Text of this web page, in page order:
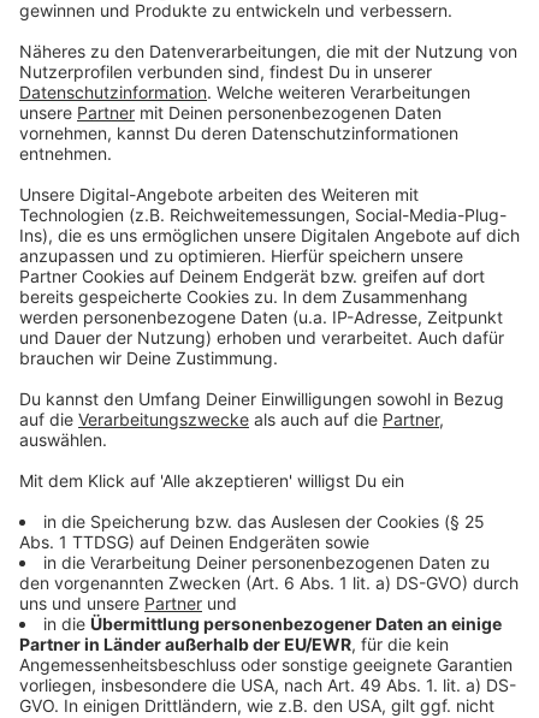
Neuland-Park bleibt am Donnerstag geschlossen.
Friedhöfe werden für allgemeine Friedhofsbesuche
gesperrt. Die Stadtverwaltung fordert außerdem
ausdrücklich dazu auf, Bolz- und Spielplätze nicht
aufzusuchen.
sondern lediglich Online-Unterricht anbieten.
Unterricht, der nicht online erteilt werden kann, fällt
aus. Das Musikschulgebäude bleibt morgen
geschlossen. Die VHS wird ihr Veranstaltungs-, Kurs-
und Beratungsbetrieb an allen Unterrichtsorten am
Donnerstag ebenfalls aus Sicherheitsgründen
Jugendkunstgruppen entfällt komplett.
als für die Schulen, für die das Land Nordrhein-
Westfalen für morgen Unterrichtsausfall angeordnet
hat, gibt es keine „Kitapflicht“. Die Eltern können damit
grundsätzlich selbst entscheiden, ob sie ihr Kind in die
Kita bringen oder nicht. Auch für den Bereich der
Kindertagesbetreuung appelliert Familienminister
Stamp allerdings an alle Eltern, wenn möglich ihre
Kinder am Donnerstag zu Hause zu betreuen.